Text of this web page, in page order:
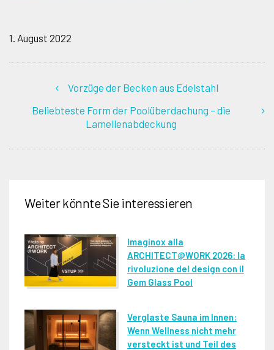
1. August 2022
Vorzüge der Becken aus Edelstahl
Beliebteste Form der Poolüberdachung – die
Lamellenabdeckung
Weiter könnte Sie interessieren
Imaginox alla
ARCHITECT@WORK 2026: la
rivoluzione del design con il
Gem Glass Pool
Verglaste Sauna im Innen:
Wenn Wellness nicht mehr
versteckt ist und Teil des